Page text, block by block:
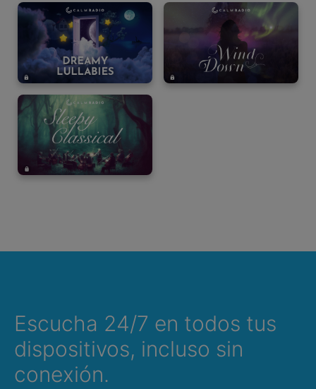
Escucha 24/7 en todos tus
dispositivos, incluso sin
conexión.